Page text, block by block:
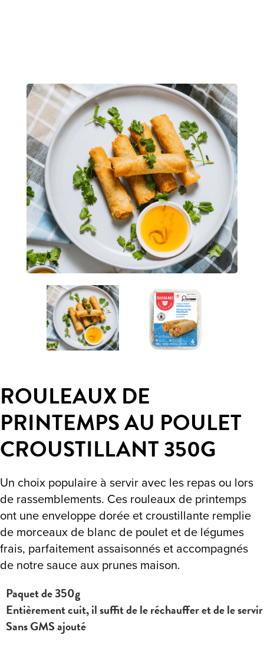
ROULEAUX DE
PRINTEMPS AU POULET
CROUSTILLANT 350G
Un choix populaire à servir avec les repas ou lors
de rassemblements. Ces rouleaux de printemps
ont une enveloppe dorée et croustillante remplie
de morceaux de blanc de poulet et de légumes
frais, parfaitement assaisonnés et accompagnés
de notre sauce aux prunes maison.
Paquet de 350g
Entièrement cuit, il suffit de le réchauffer et de le servir
Sans GMS ajouté